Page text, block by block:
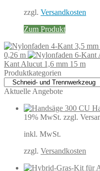
zzgl. Versandkosten
Zum Produkt
0,26 m
Kant Alucut 1,6 mm 15 m
Produktkategorien
Aktuelle Angebote
19% MwSt. zzgl.
inkl. MwSt.
zzgl. Versandkosten